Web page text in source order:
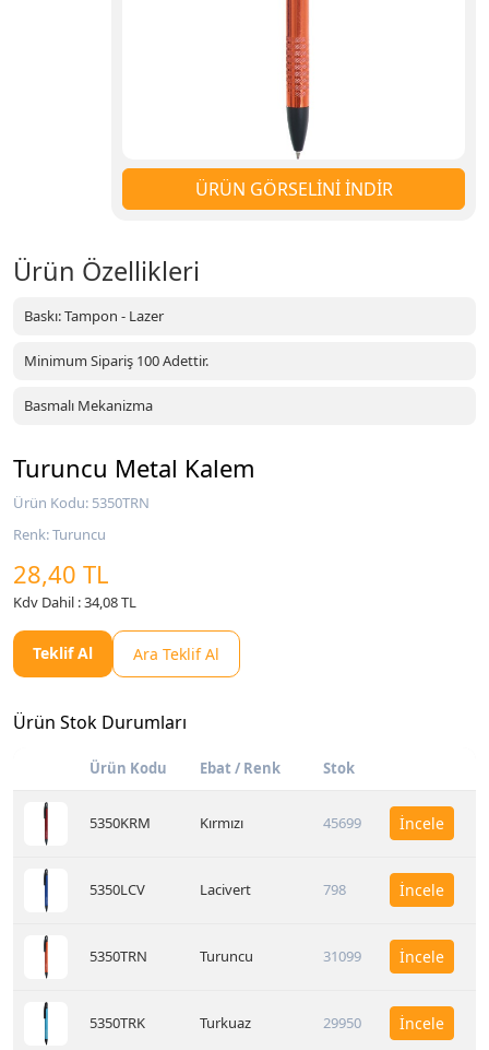
ÜRÜN GÖRSELİNİ İNDİR
Ürün Özellikleri
Baskı: Tampon - Lazer
Minimum Sipariş 100 Adettir.
Basmalı Mekanizma
Turuncu Metal Kalem
Ürün Kodu: 5350TRN
Renk: Turuncu
28,40 TL
Kdv Dahil : 34,08 TL
Teklif Al Ara Teklif Al
Ürün Stok Durumları
Ürün Kodu Ebat / Renk Stok
5350KRM Kırmızı 45699 İncele
5350LCV Lacivert 798 İncele
5350TRN Turuncu 31099 İncele
5350TRK Turkuaz 29950 İncele